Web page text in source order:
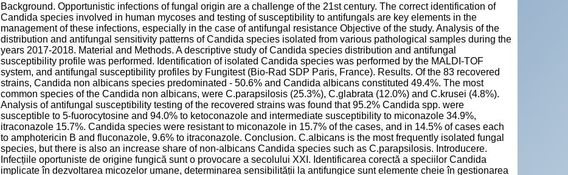
Background. Opportunistic infections of fungal origin are a challenge of the 21st century. The correct identification of
Candida species involved in human mycoses and testing of susceptibility to antifungals are key elements in the
management of these infections, especially in the case of antifungal resistance Objective of the study. Analysis of the
distribution and antifungal sensitivity patterns of Candida species isolated from various pathological samples during the
years 2017-2018. Material and Methods. A descriptive study of Candida species distribution and antifungal
susceptibility profile was performed. Identification of isolated Candida species was performed by the MALDI-TOF
system, and antifungal susceptibility profiles by Fungitest (Bio-Rad SDP Paris, France). Results. Of the 83 recovered
strains, Candida non albicans species predominated - 50.6% and Candida albicans constituted 49.4%. The most
common species of the Candida non albicans, were C.parapsilosis (25.3%), C.glabrata (12.0%) and C.krusei (4.8%).
Analysis of antifungal susceptibility testing of the recovered strains was found that 95.2% Candida spp. were
susceptible to 5-fuorocytosine and 94.0% to ketoconazole and intermediate susceptibility to miconazole 34.9%,
itraconazole 15.7%. Candida species were resistant to miconazole in 15.7% of the cases, and in 14.5% of cases each
to amphotericin B and fluconazole, 9.6% to itraconazole. Conclusion. C.albicans is the most frequently isolated fungal
species, but there is also an increase share of non-albicans Candida species such as C.parapsilosis. Introducere.
Infecțiile oportuniste de origine fungică sunt o provocare a secolului XXI. Identificarea corectă a speciilor Candida
implicate în dezvoltarea micozelor umane, determinarea sensibilității la antifungice sunt elemente cheie în gestionarea